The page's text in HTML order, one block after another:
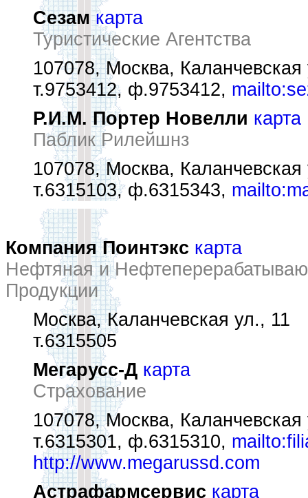
Сезам карта
Туристические Агентства
107078, Москва, Каланчевская
т.9753412, ф.9753412,
Р.И.М. Портер Новелли карта
Паблик Рилейшнз
107078, Москва, Каланчевская
т.6315103, ф.6315343,
Компания Поинтэкс карта
Нефтяная и
Продукции
Москва, Каланчевская ул., 11
т.6315505
Мегарусс-Д карта
Страхование
107078, Москва,
т.6315301, ф.6315310,
http://www.megarussd.com
Астрафармсервис карта